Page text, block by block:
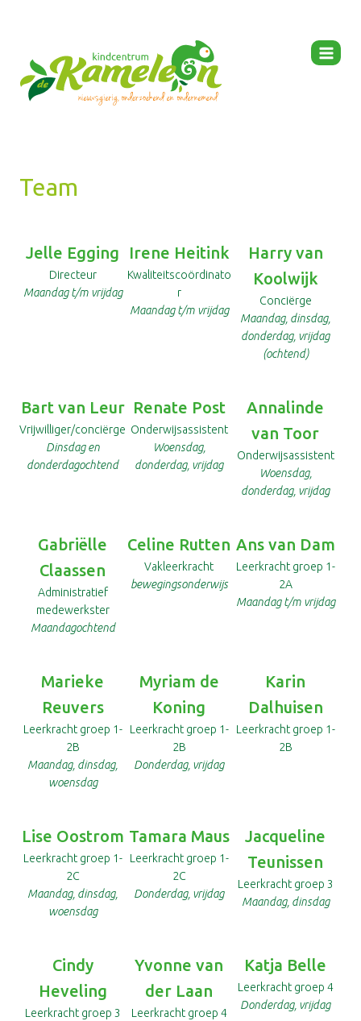
inhoud
Team
Jelle Egging
Directeur
Maandag t/m vrijdag
Irene Heitink
Kwaliteitscoördinato
r
Maandag t/m vrijdag
Harry van
Koolwijk
Conciërge
Maandag, dinsdag,
donderdag, vrijdag
(ochtend)
Bart van Leur
Vrijwilliger/conciërge
Dinsdag en
donderdagochtend
Renate Post
Onderwijsassistent
Woensdag,
donderdag, vrijdag
Annalinde
van Toor
Onderwijsassistent
Woensdag,
donderdag, vrijdag
Gabriëlle
Claassen
Administratief
medewerkster
Maandagochtend
Celine Rutten
Vakleerkracht
bewegingsonderwijs
Ans van Dam
Leerkracht groep 1-
2A
Maandag t/m vrijdag
Marieke
Reuvers
Leerkracht groep 1-
2B
Maandag, dinsdag,
woensdag
Myriam de
Koning
Leerkracht groep 1-
2B
Donderdag, vrijdag
Karin
Dalhuisen
Leerkracht groep 1-
2B
Lise Oostrom
Leerkracht groep 1-
2C
Maandag, dinsdag,
woensdag
Tamara Maus
Leerkracht groep 1-
2C
Donderdag, vrijdag
Jacqueline
Teunissen
Leerkracht groep 3
Maandag, dinsdag
Cindy
Heveling
Leerkracht groep 3
Yvonne van
der Laan
Leerkracht groep 4
Katja Belle
Leerkracht groep 4
Donderdag, vrijdag